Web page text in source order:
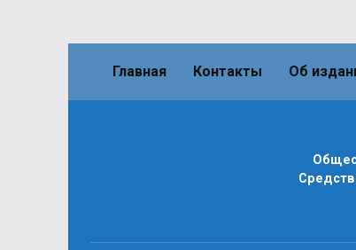
Главная Контакты Об